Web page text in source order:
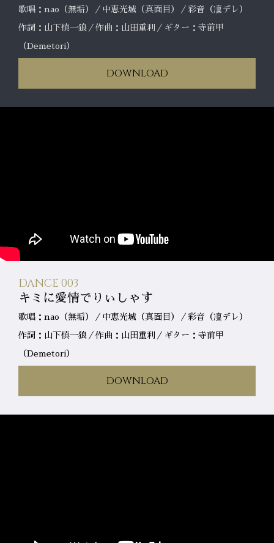
歌唱：nao（無垢）／中恵光城（真面目）／彩音（凜デレ）
作詞：山下慎一狼／作曲：山田重利／ギター：寺前甲
（Demetori）
DOWNLOAD
DANCE 003
キミに愛情でりぃしゃす
歌唱：nao（無垢）／中恵光城（真面目）／彩音（凜デレ）
作詞：山下慎一狼／作曲：山田重利／ギター：寺前甲
（Demetori）
DOWNLOAD